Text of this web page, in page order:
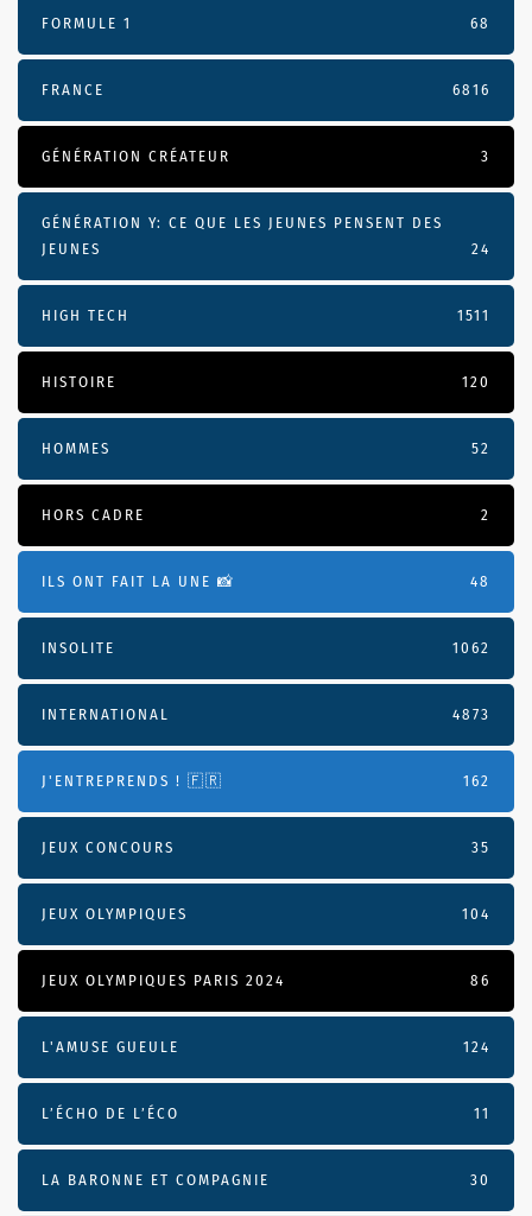
FORMULE 1 68
FRANCE 6816
GÉNÉRATION CRÉATEUR 3
GÉNÉRATION Y: CE QUE LES JEUNES PENSENT DES
JEUNES
24
HIGH TECH 1511
HISTOIRE 120
HOMMES 52
HORS CADRE 2
ILS ONT FAIT LA UNE 📸 48
INSOLITE 1062
INTERNATIONAL 4873
J'ENTREPRENDS ! 🇫🇷 162
JEUX CONCOURS 35
JEUX OLYMPIQUES 104
JEUX OLYMPIQUES PARIS 2024 86
L'AMUSE GUEULE 124
L’ÉCHO DE L’ÉCO 11
LA BARONNE ET COMPAGNIE 30